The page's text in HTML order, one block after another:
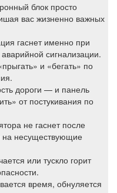
блок просто
вас жизненно важных
гаснет именно при
сигнализации.
и «бегать» по
дороги — и панель
от постукивания по
не гаснет после
на несуществующие
или тускло горит
время, обнуляется